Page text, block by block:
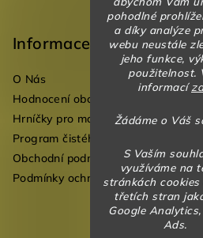
pohodlné
a díky analýze
webu neustále
jeho funkce,
použitelnost.
informací
Žádáme o Váš
S Vaším
využíváme na
stránkách cookies
třetích stran
Google
Ads.
Informace
O Nás
Hodnocení obchodu
Hrníčky pro mateřské školky
Program čistého vzduchu pro
Obchodní podmínky
Podmínky ochrany osobních údajů